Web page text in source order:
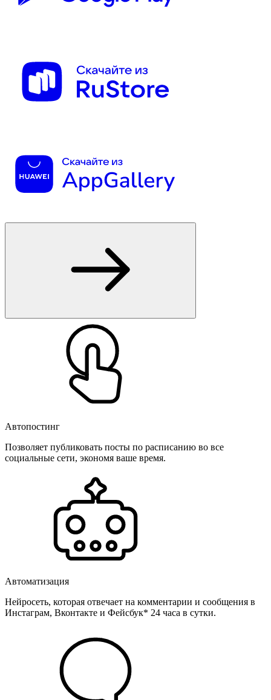
Автопостинг
Позволяет публиковать посты по расписанию во все
социальные сети, экономя ваше время.
Автоматизация
Нейросеть, которая отвечает на комментарии и сообщения в
Инстаграм, Вконтакте и Фейсбук* 24 часа в сутки.